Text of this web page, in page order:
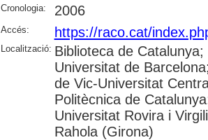
Cronologia: 2006
Accés: https://raco.cat/
Localització: Biblioteca de
Universitat de
de Vic-Universitat
Politècnica de
Universitat Rovira i
Rahola (Girona)